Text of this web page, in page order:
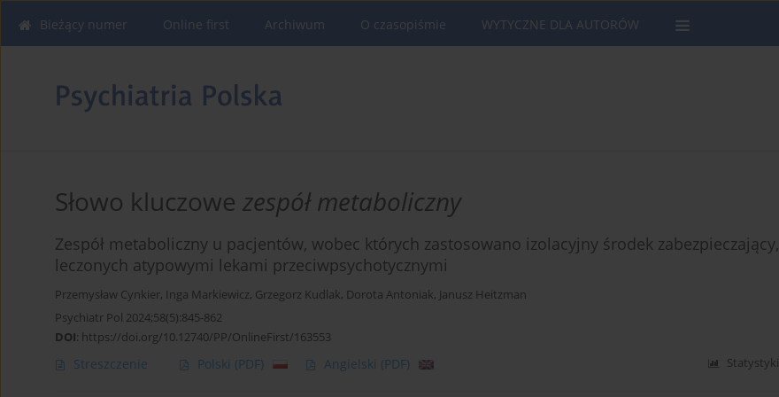
Bieżący numer Online first Archiwum O czasopiśmie WYTYCZNE DLA AUTORÓW
Słowo kluczowe zespół metaboliczny
Zespół metaboliczny u pacjentów, wobec których zastosowano izolacyjny środek zabezpieczający,
leczonych atypowymi lekami przeciwpsychotycznymi
Przemysław Cynkier, Inga Markiewicz, Grzegorz Kudlak, Dorota Antoniak, Janusz Heitzman
Psychiatr Pol 2024;58(5):845-862
DOI: https://doi.org/10.12740/PP/OnlineFirst/163553
Streszczenie Polski (PDF) Angielski (PDF) Statystyki